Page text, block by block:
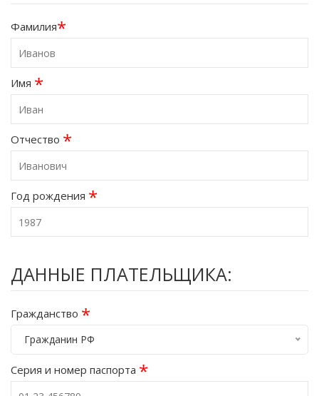
Фамилия*
Имя *
Отчество *
Год рождения *
ДАННЫЕ ПЛАТЕЛЬЩИКА:
Гражданство *
Гражданин РФ
Серия и номер паспорта *